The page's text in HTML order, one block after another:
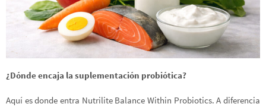
¿Dónde encaja la suplementación probiótica?
Aquí es donde entra Nutrilite Balance Within Probiotics. A diferencia